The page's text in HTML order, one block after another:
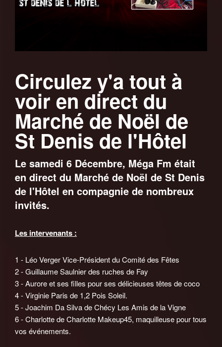
Circulez y'a tout à
voir en direct du
Marché de Noël de
St Denis de l'Hôtel
Le samedi 6 Décembre, Méga Fm était
en direct du Marché de Noël de St Denis
de l'Hôtel en compagnie de nombreux
invités.
Les intervenants :
1 - Léo Verger Vice-Président du Comité des Fêtes
2 - Guillaume Saulnier des ruches de Fay
3 - Aurore et ses filles pour ses délicieuses têtes de coco
4 - Virginie Paris de 1,2 Pois Soleil.
5 - Joachim Da Silva de Chécy Les Amis de la Vigne
6 - Charlotte de Charlotte Makeup45, maquilleuse pour tous
vos événements.